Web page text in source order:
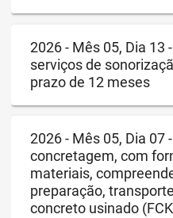
2026 - Mês 05, Dia 13
serviços de
prazo de 12 meses
2026 - Mês 05, Dia 07
concretagem, com
materiais,
preparação,
concreto usinado